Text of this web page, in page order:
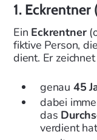
1.
Ein Eckrentner
fiktive Person,
dient. Er
genau 45
dabei
das
verdient